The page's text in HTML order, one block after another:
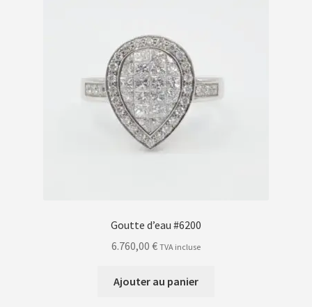
Goutte d’eau #6200
6.760,00 € TVA incluse
Ajouter au panier